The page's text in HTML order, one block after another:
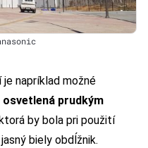
napríklad možné
prudkým
by bola pri použití
biely obdĺžnik.